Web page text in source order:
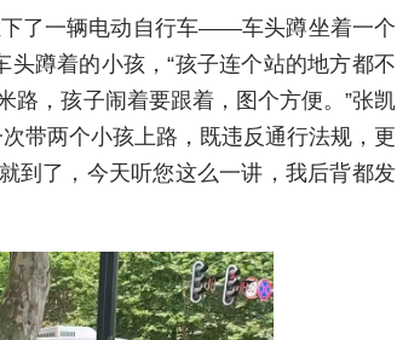
下了一辆电动自行车——车头蹲坐着一个
蹲着的小孩，“孩子连个站的地方都不
路，孩子闹着要跟着，图个方便。”张凯
带两个小孩上路，既违反通行法规，更
到了，今天听您这么一讲，我后背都发